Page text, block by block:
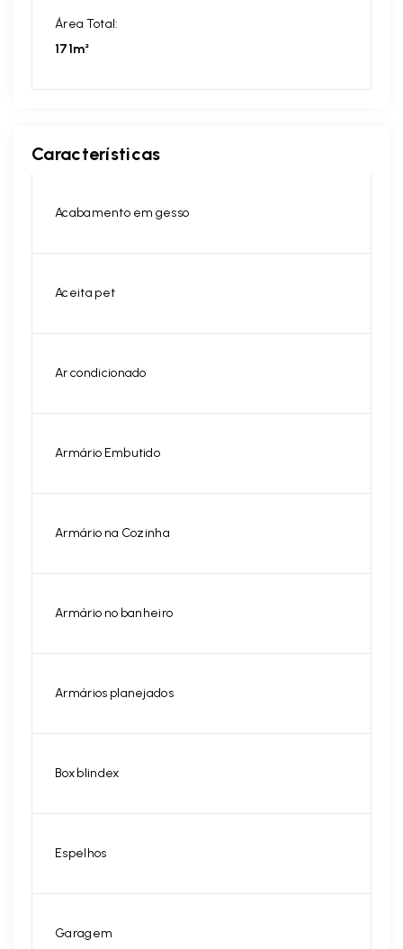
Área Total:
171m²
Características
Acabamento em gesso
Aceita pet
Ar condicionado
Armário Embutido
Armário na Cozinha
Armário no banheiro
Armários planejados
Box blindex
Espelhos
Garagem